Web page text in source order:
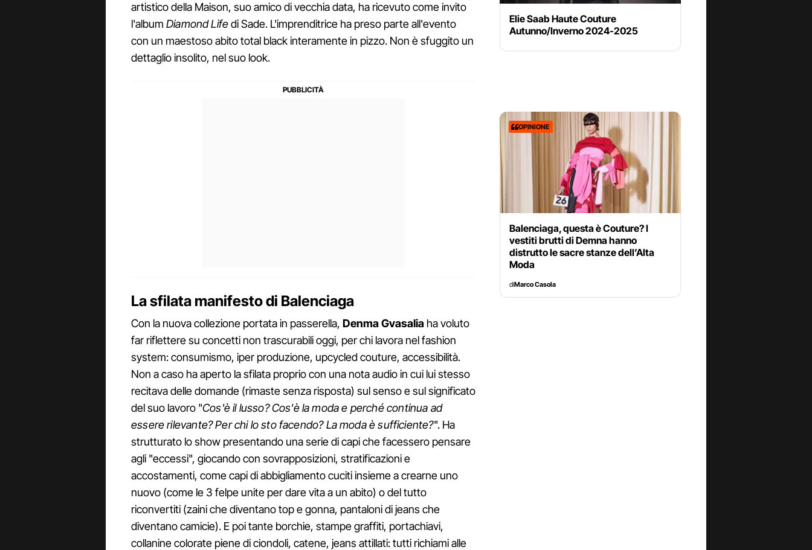
artistico della Maison, suo amico di vecchia data, ha ricevuto come invito
l'album Diamond Lifedi Sade. L'imprenditrice ha preso parte all'evento
con un maestoso abito total black interamente in pizzo. Non è sfuggito un
dettaglio insolito, nel suo look.
La sfilata manifesto di Balenciaga
Con la nuova collezione portata in passerella, Denma Gvasalia ha voluto
far riflettere su concetti non trascurabili oggi, per chi lavora nel fashion
system: consumismo, iper produzione, upcycled couture, accessibilità.
Non a caso ha aperto la sfilata proprio con una nota audio in cui lui stesso
recitava delle domande (rimaste senza risposta) sul senso e sul significato
del suo lavoro "Cos'è il lusso? Cos'è la moda e perché continua ad
essere rilevante? Per chi lo sto facendo? La moda è sufficiente?". Ha
strutturato lo show presentando una serie di capi che facessero pensare
agli "eccessi", giocando con sovrapposizioni, stratificazioni e
accostamenti, come capi di abbigliamento cuciti insieme a crearne uno
nuovo (come le 3 felpe unite per dare vita a un abito) o del tutto
riconvertiti (zaini che diventano top e gonna, pantaloni di jeans che
diventano camicie). E poi tante borchie, stampe graffiti, portachiavi,
collanine colorate piene di ciondoli, catene, jeans attillati: tutti richiami alle
Elie Saab Haute Couture
Autunno/Inverno 2024-2025
OPINIONE
Balenciaga, questa è Couture? I
vestiti brutti di Demna hanno
distrutto le sacre stanze dell’Alta
Moda
diMarco Casola